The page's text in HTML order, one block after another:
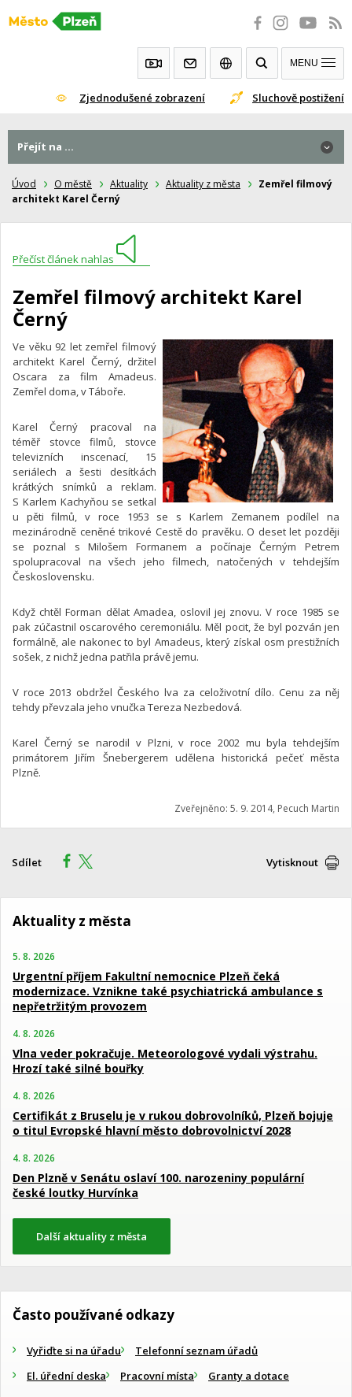
Přeskočit
Zjednodušené zobrazení Sluchově postižení
MENU
Úvod O městě Aktuality Aktuality z města
Zemřel filmový
architekt Karel Černý
Přečíst článek nahlas
Zemřel filmový architekt Karel
Černý
Ve věku 92 let zemřel filmový
architekt Karel Černý, držitel
Oscara za film Amadeus.
Zemřel doma, v Táboře.
Karel Černý pracoval na
téměř stovce filmů, stovce
televizních inscenací, 15
seriálech a šesti desítkách
krátkých snímků a reklam.
S Karlem Kachyňou se setkal
u pěti filmů, v roce 1953 se s Karlem Zemanem podílel na
mezinárodně ceněné trikové Cestě do pravěku. O deset let později
se poznal s Milošem Formanem a počínaje Černým Petrem
spolupracoval na všech jeho filmech, natočených v tehdejším
Československu.
Když chtěl Forman dělat Amadea, oslovil jej znovu. V roce 1985 se
pak zúčastnil oscarového ceremoniálu. Měl pocit, že byl pozván jen
formálně, ale nakonec to byl Amadeus, který získal osm prestižních
sošek, z nichž jedna patřila právě jemu.
V roce 2013 obdržel Českého lva za celoživotní dílo. Cenu za něj
tehdy převzala jeho vnučka Tereza Nezbedová.
Karel Černý se narodil v Plzni, v roce 2002 mu byla tehdejším
primátorem Jiřím Šnebergerem udělena historická pečeť města
Plzně.
Zveřejněno: 5. 9. 2014, Pecuch Martin
Sdílet Vytisknout
Přejít na ...
Aktuality z města
5. 8. 2026
Urgentní příjem Fakultní nemocnice Plzeň čeká
modernizace. Vznikne také psychiatrická ambulance s
nepřetržitým provozem
4. 8. 2026
Vlna veder pokračuje. Meteorologové vydali výstrahu.
Hrozí také silné bouřky
4. 8. 2026
Certifikát z Bruselu je v rukou dobrovolníků, Plzeň bojuje
o titul Evropské hlavní město dobrovolnictví 2028
4. 8. 2026
Den Plzně v Senátu oslaví 100. narozeniny populární
české loutky Hurvínka
Další aktuality z města
Často používané odkazy
Vyřiďte si na úřadu
Telefonní seznam úřadů
El. úřední deska
Pracovní místa
Granty a dotace